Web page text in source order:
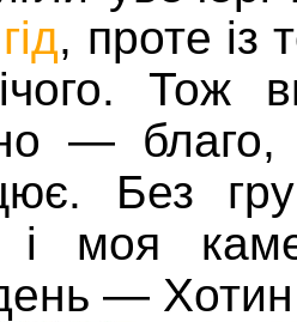
, проте із
Тож
— благо,
Без
і моя
—